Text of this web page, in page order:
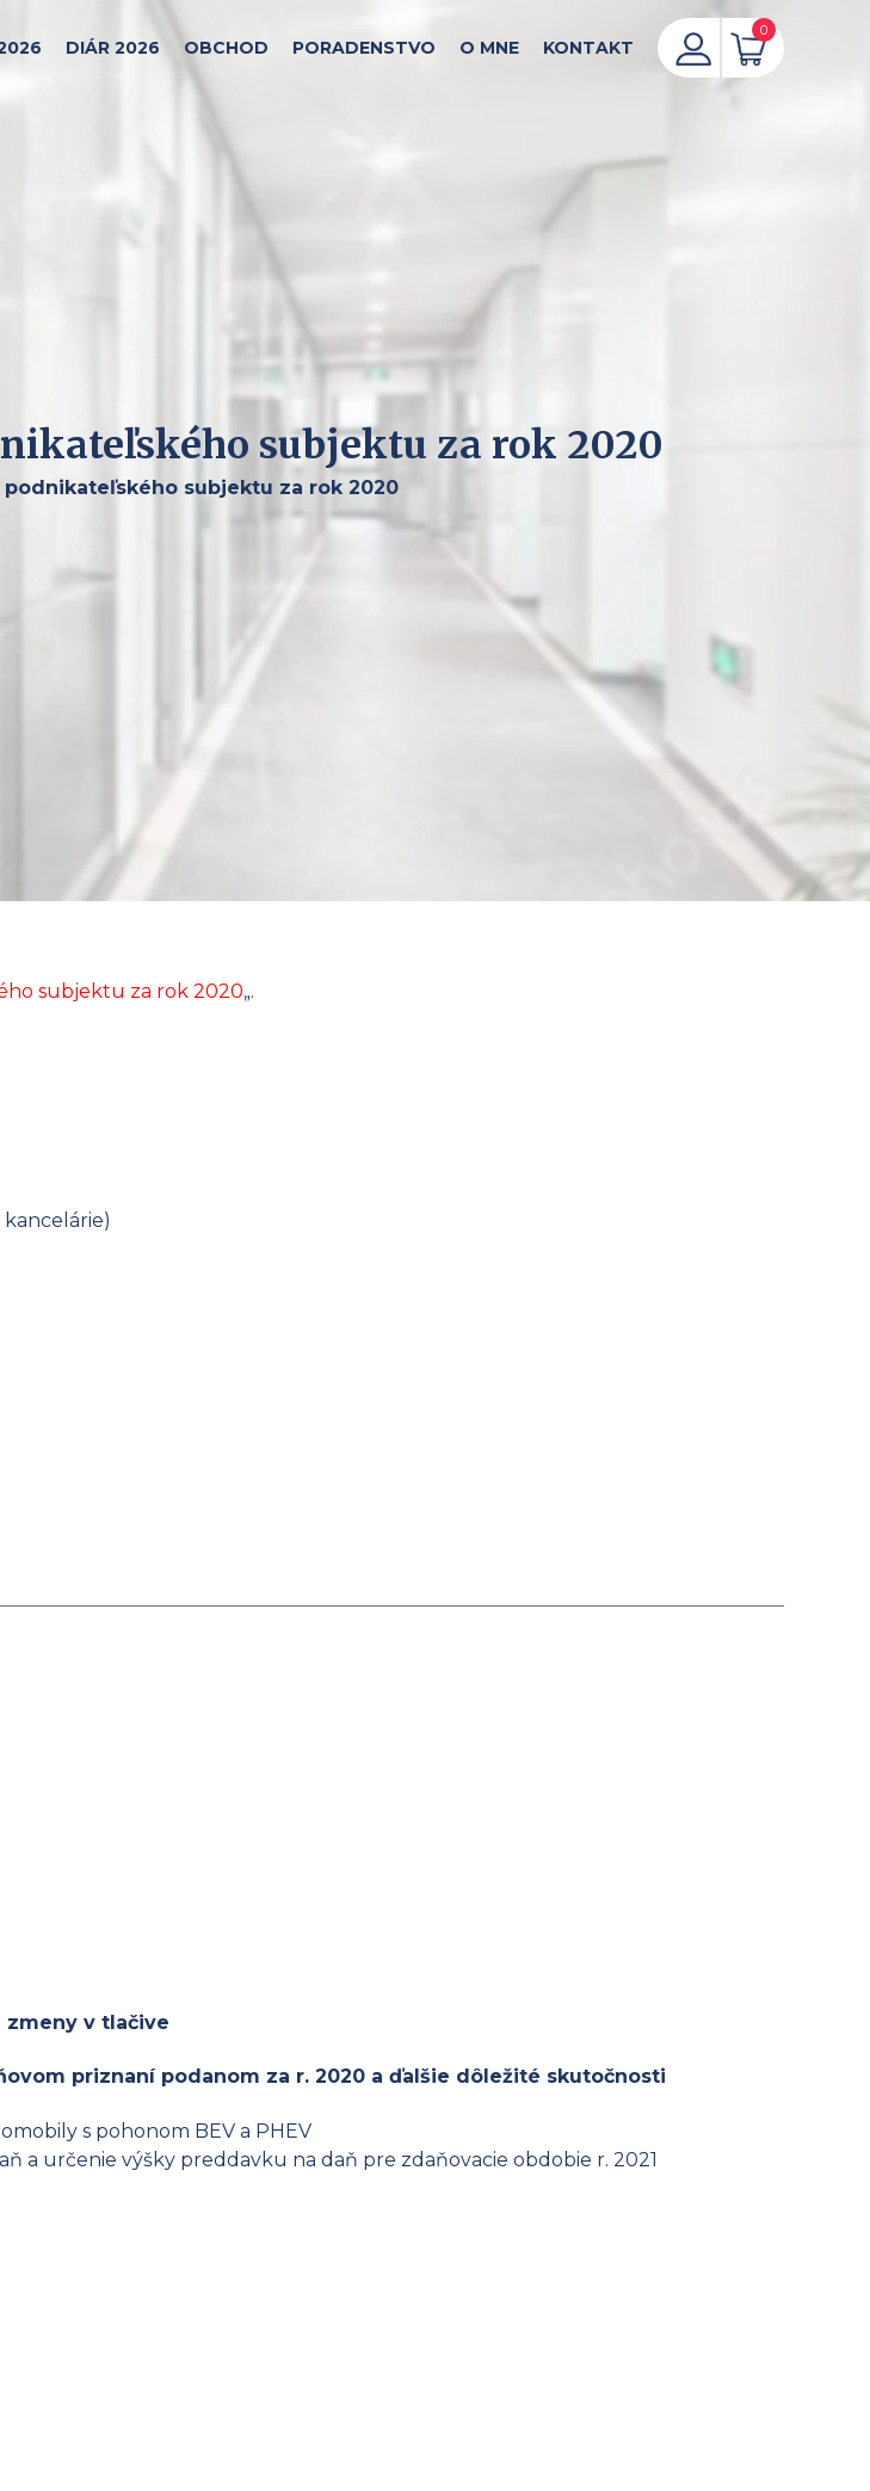
DIÁR 2026 OBCHOD PORADENSTVO O MNE KONTAKT
0
subjektu za rok 2020
podnikateľského subjektu za rok 2020
subjektu za rok 2020„.
zmeny v tlačive
priznaní podanom za r. 2020 a ďalšie dôležité skutočnosti
s pohonom BEV a PHEV
a určenie výšky preddavku na daň pre zdaňovacie obdobie r. 2021